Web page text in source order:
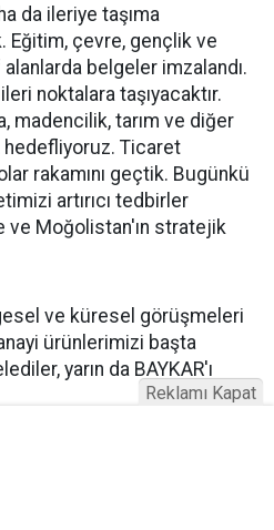
da ileriye taşıma
Eğitim, çevre, gençlik ve
belgeler imzalandı.
noktalara taşıyacaktır.
madencilik, tarım ve diğer
Ticaret
rakamını geçtik. Bugünkü
artırıcı tedbirler
ve Moğolistan'ın stratejik
ve küresel görüşmeleri
ürünlerimizi başta
yarın da BAYKAR'ı
Reklamı Kapat